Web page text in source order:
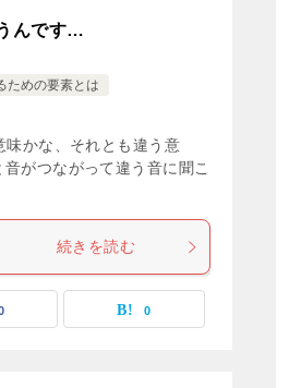
んです…
ための要素とは
かな、それとも違う意
がつながって違う音に聞こ
続きを読む
0